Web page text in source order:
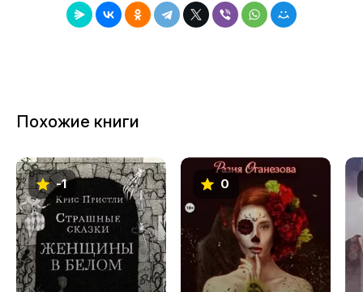
12
Похожие книги
-1 0